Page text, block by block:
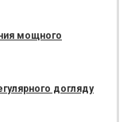
мощного
догляду